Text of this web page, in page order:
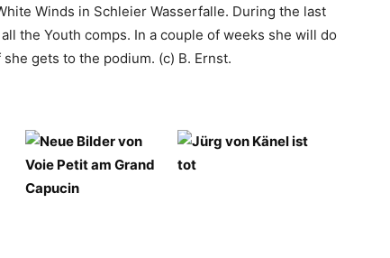
Winds in Schleier Wasserfalle. During the last
the Youth comps. In a couple of weeks she will do
gets to the podium. (c) B. Ernst.